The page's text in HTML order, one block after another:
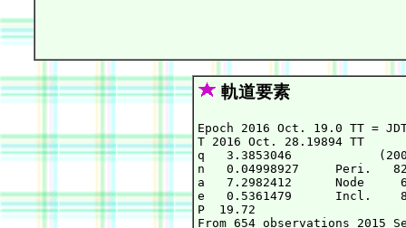
軌道要素
Epoch 2016 Oct. 19.0 TT =
T 2016 Oct. 28.19894
q   3.3853046
n   0.04998927     Peri.
a   7.2982412      Node
e   0.5361479      Incl.
P  19.72